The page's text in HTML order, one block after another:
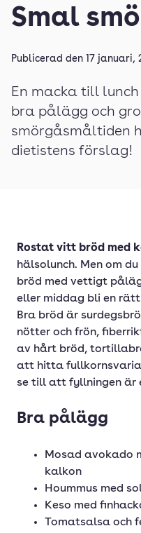
Smal
Publicerad den 17 januari,
En macka till
bra pålägg och
smörgåsmåltiden
dietistens förslag!
Rostat vitt bröd med
hälsolunch. Men om
bröd med vettigt
eller middag bli en
Bra bröd är
nötter och frön,
av hårt bröd,
att hitta
se till att fyllningen är
Bra pålägg
Mosad avokado
kalkon
Hoummus med
Keso med
Tomatsalsa och